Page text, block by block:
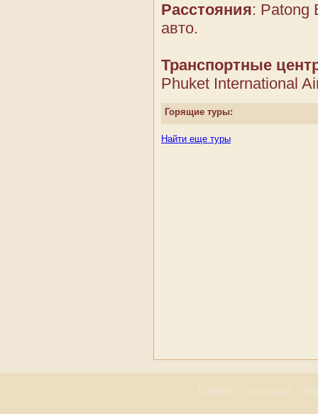
CENTRAL WATERFRONT
Расстояния: Patong
авто.
Транспортные
Phuket International
Горящие туры:
Найти еще туры
Главная Где купить?